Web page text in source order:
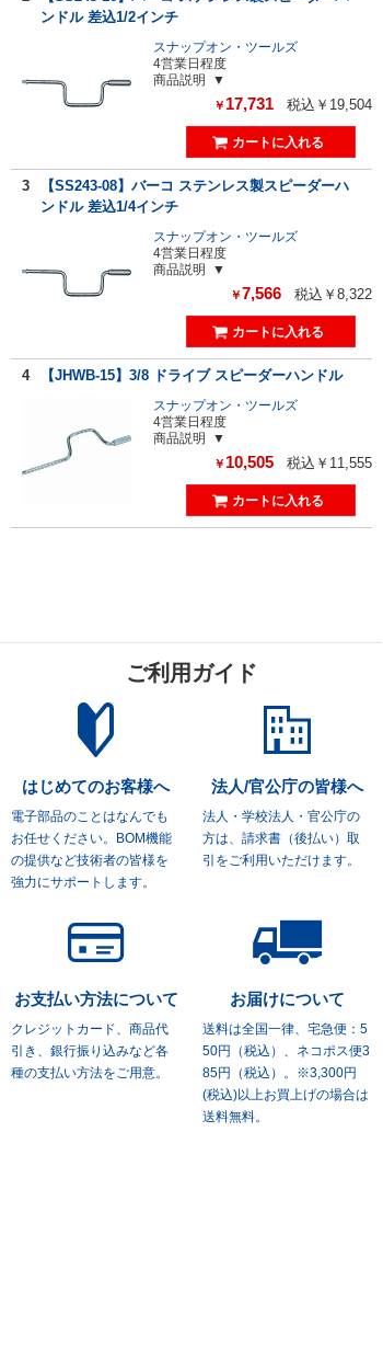
ンドル 差込1/2インチ
スナップオン・ツールズ
4営業日程度
商品説明
￥ 17,731 税込￥19,504
3
【SS243-08】バーコ ステンレス製スピーダーハ
ンドル 差込1/4インチ
スナップオン・ツールズ
4営業日程度
商品説明
￥7,566 税込￥8,322
4 【JHWB-15】3/8 ドライブ スピーダーハンドル
スナップオン・ツールズ
4営業日程度
商品説明
￥ 10,505 税込￥11,555
ご利用ガイド
はじめてのお客様へ
電子部品のことはなんでも
お任せください。
BOM機能
の提供など技術者の皆様を
強力にサポートします。
法人/官公庁の皆様へ
法人・学校法人・官公庁の
方は、 請求書（後払い）取
引をご利用いただけます。
お支払い方法について
クレジットカード、商品代
引き、 銀行振り込みなど各
種の支払い方法をご用意。
お届けについて
送料は全国一律、宅急便：5
50円（税込）、 ネコポス便3
85円（税込）。※3,300円
(税込)以上お買上げの場合は
送料無料。